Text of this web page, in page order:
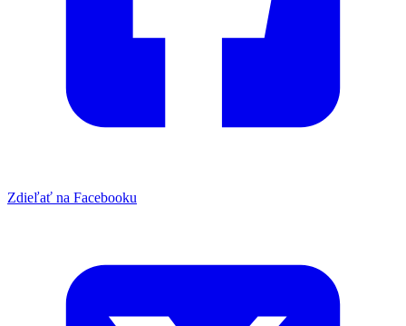
Zdieľať na Facebooku